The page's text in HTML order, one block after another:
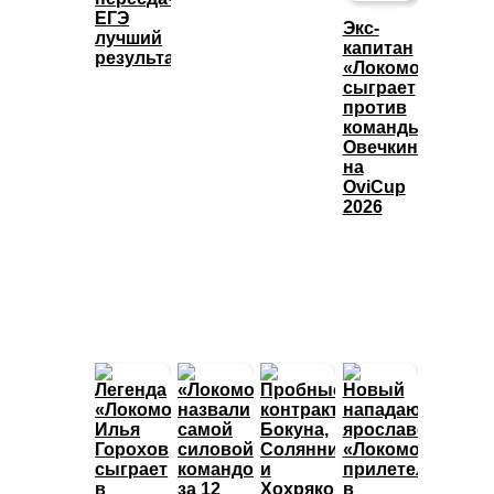
ЕГЭ
лучший
результат
Экс-
капитан
«Локомотива»
сыграет
против
команды
Овечкина
на
OviCup
2026